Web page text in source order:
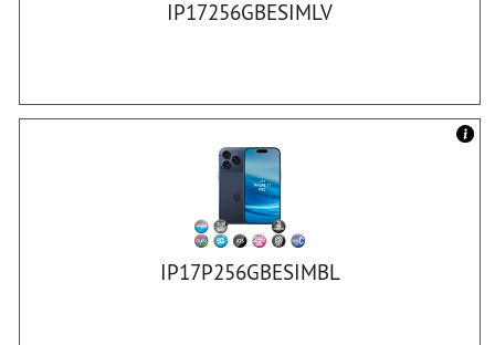
IP17256GBESIMLV
IP17P256GBESIMBL